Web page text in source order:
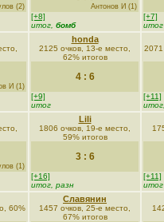
(2) Антонов И (1)
[+8]
итог, бомб
[+7]
итог
И (1)
honda
2125 очков, 13-е место,
62% итогов
4 : 6
[+9]
итог
2071
[+11]
(1)
Lili
1806 очков, 19-е место,
59% итогов
3 : 6
[+16]
итог, разн
[+11]
итог
60%
Славянин
1457 очков, 25-е место,
67% итогов